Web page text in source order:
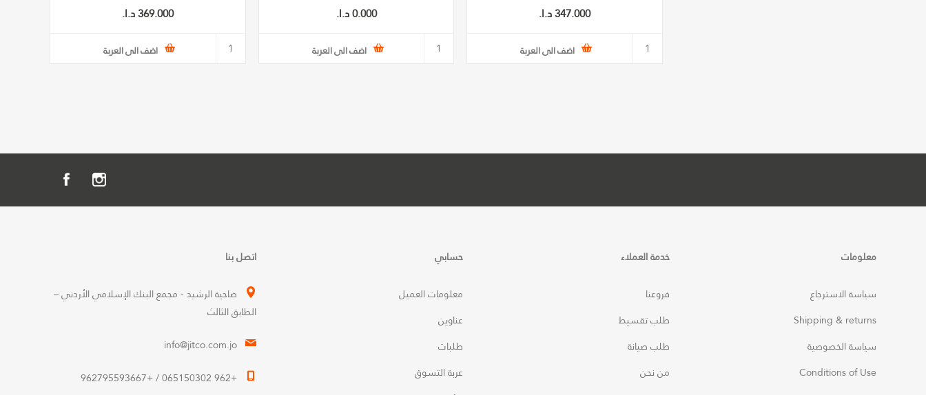
347.000 د.ا.‏
اضف الى العربة
0.000 د.ا.‏
اضف الى العربة
369.000 د.ا.‏
اضف الى العربة
معلومات
سياسة الاسترجاع
Shipping & returns
سياسة الخصوصية
Conditions of Use
خدمة العملاء
فروعنا
طلب تقسيط
طلب صيانة
من نحن
حسابي
معلومات العميل
عناوين
طلبات
عربة التسوق
اتصل بنا
ضاحية الرشيد - مجمع البنك الإسلامي الأردني –
الطابق الثالث
info@jitco.com.jo
+962 065150302 / +962795593667